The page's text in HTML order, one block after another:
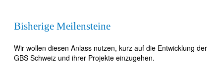
Bisherige Meilensteine
Wir wollen diesen Anlass nutzen, kurz auf die Entwicklung der
GBS Schweiz und ihrer Projekte einzugehen.